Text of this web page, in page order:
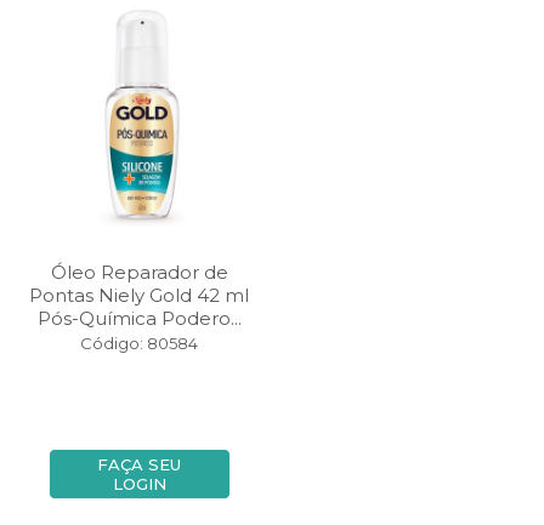
Óleo Reparador de
Pontas Niely Gold 42 ml
Pós-Química Podero...
Código: 80584
FAÇA SEU
LOGIN